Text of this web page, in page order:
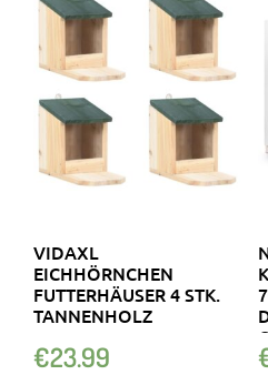
VIDAXL
EICHHÖRNCHEN
FUTTERHÄUSER 4 STK.
TANNENHOLZ
€23.99